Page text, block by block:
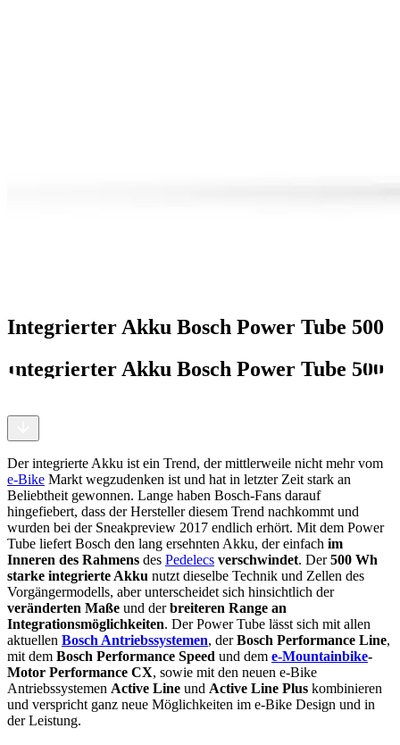
Integrierter Akku Bosch Power Tube 500
Integrierter Akku Bosch Power Tube 500
Der integrierte Akku ist ein Trend, der mittlerweile nicht mehr vom
e-Bike Markt wegzudenken ist und hat in letzter Zeit stark an
Beliebtheit gewonnen. Lange haben Bosch-Fans darauf
hingefiebert, dass der Hersteller diesem Trend nachkommt und
wurden bei der Sneakpreview 2017 endlich erhört. Mit dem Power
Tube liefert Bosch den lang ersehnten Akku, der einfach im
Inneren des Rahmens des Pedelecs verschwindet. Der500 Wh
starke integrierte Akku nutzt dieselbe Technik und Zellen des
Vorgängermodells, aber unterscheidet sich hinsichtlich der
veränderten Maße und derbreiteren Range an
Integrationsmöglichkeiten. Der Power Tube lässt sich mit allen
aktuellen Bosch Antriebssystemen, derBosch Performance Line,
mit dem Bosch Performance Speed und dem e-Mountainbike-
Motor Performance CX, sowie mit den neuen e-Bike
Antriebssystemen Active Line und Active Line Plus kombinieren
und verspricht ganz neue Möglichkeiten im e-Bike Design und in
der Leistung.